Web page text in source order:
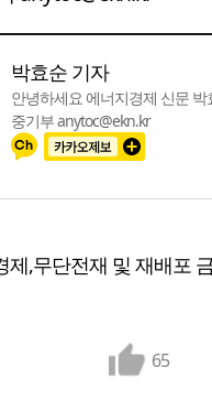
박효순 기자
안녕하세요 에너지경제 신문
중기부 anytoc@ekn.kr
,무단전재 및 재배포
65